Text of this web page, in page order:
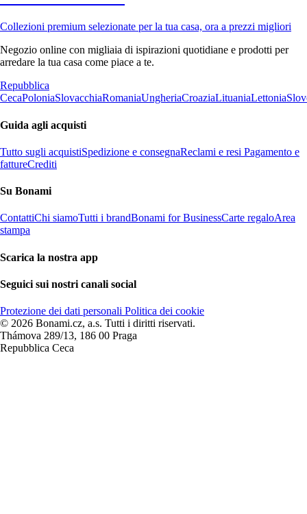
Collezioni premium selezionate per la tua casa, ora a prezzi migliori
Negozio online con migliaia di ispirazioni quotidiane e prodotti per
arredare la tua casa come piace a te.
Repubblica
CecaPoloniaSlovacchiaRomaniaUngheriaCroaziaLituaniaLettonia
Guida agli acquisti
Tutto sugli acquistiSpedizione e consegnaReclami e resi Pagamento e
fattureCrediti
Su Bonami
ContattiChi siamoTutti i brandBonami for BusinessCarte regaloArea
stampa
Scarica la nostra app
Seguici sui nostri canali social
Protezione dei dati personali Politica dei cookie
© 2026 Bonami.cz, a.s. Tutti i diritti riservati.
Thámova 289/13, 186 00 Praga
Repubblica Ceca